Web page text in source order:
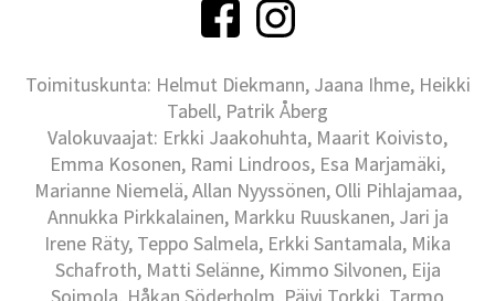
Toimituskunta: Helmut Diekmann, Jaana Ihme, Heikki
Tabell, Patrik Åberg
Valokuvaajat: Erkki Jaakohuhta, Maarit Koivisto,
Emma Kosonen, Rami Lindroos, Esa Marjamäki,
Marianne Niemelä, Allan Nyyssönen, Olli Pihlajamaa,
Annukka Pirkkalainen, Markku Ruuskanen, Jari ja
Irene Räty, Teppo Salmela, Erkki Santamala, Mika
Schafroth, Matti Selänne, Kimmo Silvonen, Eija